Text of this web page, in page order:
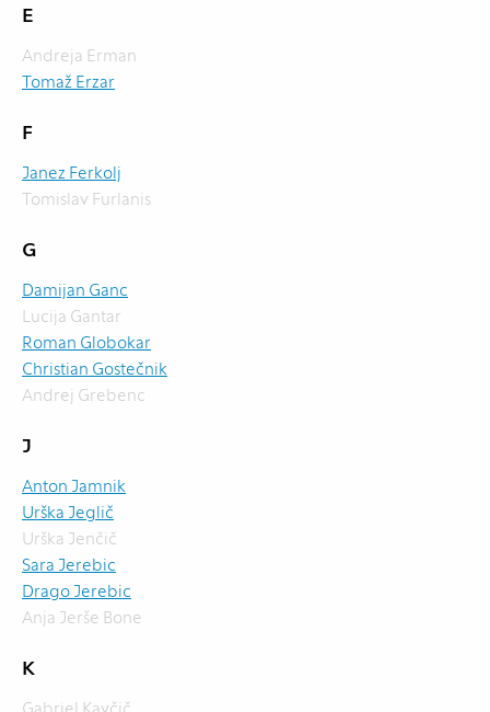
E
Andreja Erman
Tomaž Erzar
F
Janez Ferkolj
Tomislav Furlanis
G
Damijan Ganc
Lucija Gantar
Roman Globokar
Christian Gostečnik
Andrej Grebenc
J
Anton Jamnik
Urška Jeglič
Urška Jenčič
Sara Jerebic
Drago Jerebic
Anja Jerše Bone
K